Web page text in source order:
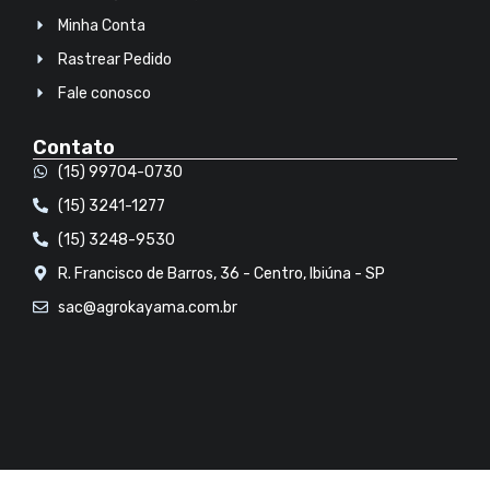
Minha Conta
Rastrear Pedido
Fale conosco
Contato
(15) 99704-0730
(15) 3241-1277
(15) 3248-9530
R. Francisco de Barros, 36 - Centro, Ibiúna - SP
sac@agrokayama.com.br